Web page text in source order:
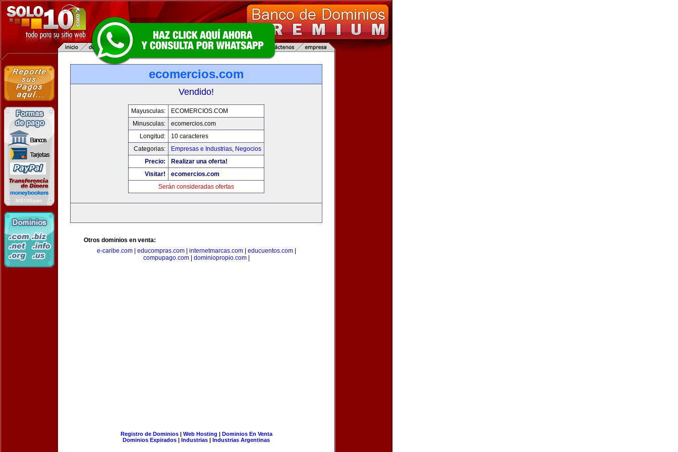
ecomercios.com
Vendido!
Mayusculas:
ECOMERCIOS.COM
Minusculas:
ecomercios.com
Longitud:
10 caracteres
Categorias:
Empresas e Industrias, Negocios
Precio:
Realizar una oferta!
Visitar!
ecomercios.com
Serán consideradas ofertas
Otros dominios en venta:
e-caribe.com| educompras.com| internetmarcas.com| educuentos.com|
compupago.com| dominiopropio.com|
Registro de Dominios| Web Hosting | Dominios En Venta
Dominios Expirados | Industrias | Industrias Argentinas